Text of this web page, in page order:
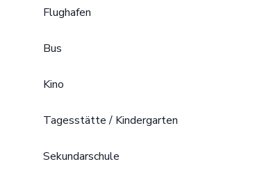
Flughafen
Bus
Kino
Tagesstätte / Kindergarten
Sekundarschule